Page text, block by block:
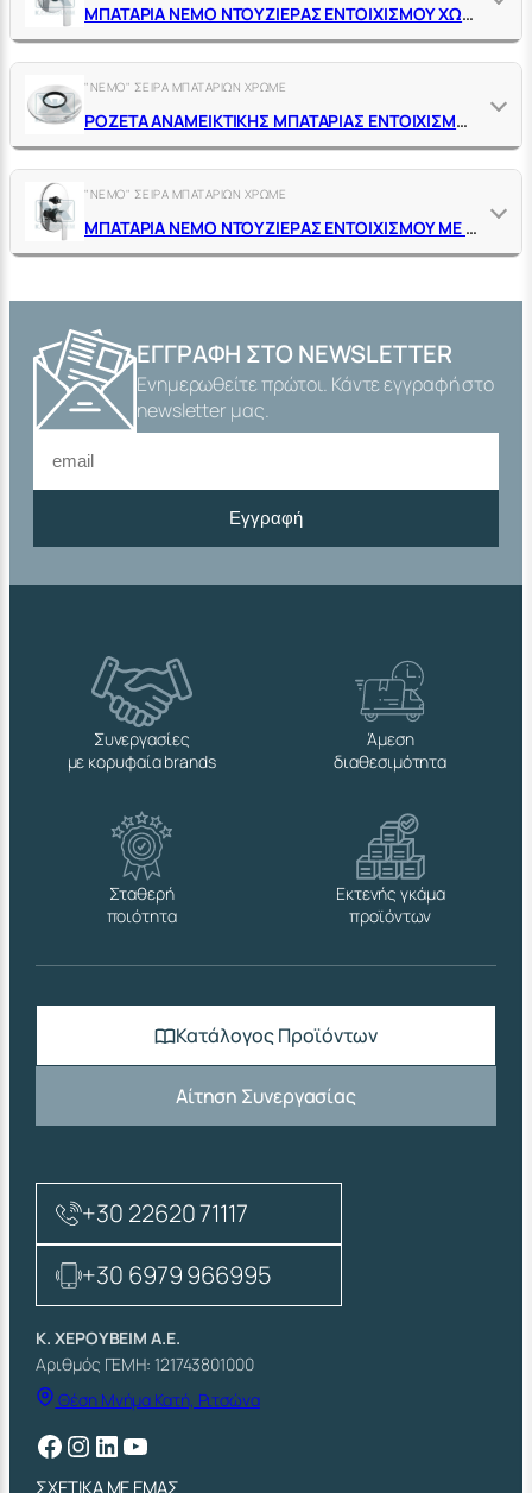
ΜΠΑΤΑΡΙΑ ΝΕΜΟ ΝΤΟΥΖΙΕΡΑΣ ΕΝΤΟΙΧΙΣΜΟΥ ΧΩΡΙΣ ΔΙΑΝΟΜΕΑ ΑΝΑΜΕΙΚΤΙΚΗ ΧΡΩΜΕ
"NEMO" ΣΕΙΡΑ ΜΠΑΤΑΡΙΩΝ ΧΡΩΜΕ
ΡΟΖΕΤΑ ΑΝΑΜΕΙΚΤΙΚΗΣ ΜΠΑΤΑΡΙΑΣ ΕΝΤΟΙΧΙΣΜΟΥ NEMO-OLIVIA ΧΡΩΜΕ Φ116 Χ Φ40 ΜΗΧ. Φ35
"NEMO" ΣΕΙΡΑ ΜΠΑΤΑΡΙΩΝ ΧΡΩΜΕ
ΜΠΑΤΑΡΙΑ ΝΕΜΟ ΝΤΟΥΖΙΕΡΑΣ ΕΝΤΟΙΧΙΣΜΟΥ ΜΕ ΔΙΑΝΟΜΕΑ ΑΝΑΜΕΙΚΤΙΚΗ ΧΡΩΜΕ
ΕΓΓΡΑΦΉ ΣΤΟ NEWSLETTER
Ενημερωθείτε πρώτοι. Κάντε εγγραφή στο
newsletter μας.
Εγγραφή
Συνεργασίες
με κορυφαία brands
Άμεση
διαθεσιμότητα
Σταθερή
ποιότητα
Εκτενής γκάμα
προϊόντων
Κατάλογος Προϊόντων
Αίτηση Συνεργασίας
+30 22620 71117
+30 6979 966995
Κ. ΧΕΡΟΥΒΕΙΜ Α.Ε.
Αριθμός ΓΕΜΗ: 121743801000
Θέση Μνήμα Κατή, Ριτσώνα
Facebook Instagram Linkedin YouTube
ΣΧΕΤΙΚΑ ΜΕ ΕΜΑΣ